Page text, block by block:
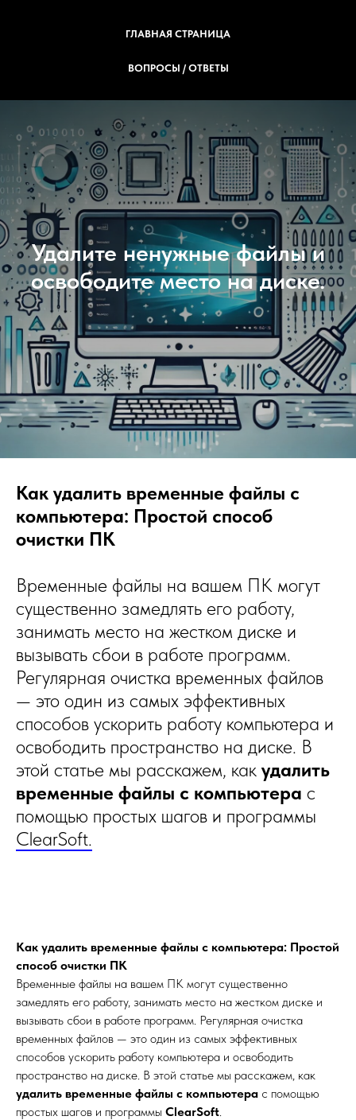
ГЛАВНАЯ СТРАНИЦА
ВОПРОСЫ / ОТВЕТЫ
Удалите ненужные файлы и
освободите место на диске.
Как удалить временные файлы с
компьютера: Простой способ
очистки ПК
Временные файлы на вашем ПК могут
существенно замедлять его работу,
занимать место на жестком диске и
вызывать сбои в работе программ.
Регулярная очистка временных файлов
— это один из самых эффективных
способов ускорить работу компьютера и
освободить пространство на диске. В
этой статье мы расскажем, как удалить
временные файлы с компьютера с
помощью простых шагов и программы
ClearSoft.
Как удалить временные файлы с компьютера: Простой
способ очистки ПК
Временные файлы на вашем ПК могут существенно
замедлять его работу, занимать место на жестком диске и
вызывать сбои в работе программ. Регулярная очистка
временных файлов — это один из самых эффективных
способов ускорить работу компьютера и освободить
пространство на диске. В этой статье мы расскажем, как
удалить временные файлы с компьютера с помощью
простых шагов и программы ClearSoft.